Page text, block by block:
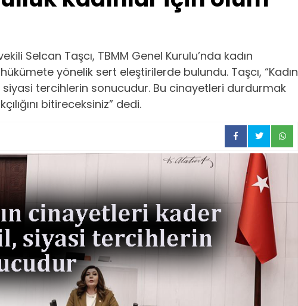
Selcan Taşcı, TBMM Genel Kurulu’nda kadın
yönelik sert eleştirilerde bulundu. Taşcı, “Kadın
tercihlerin sonucudur. Bu cinayetleri durdurmak
bitireceksiniz” dedi.